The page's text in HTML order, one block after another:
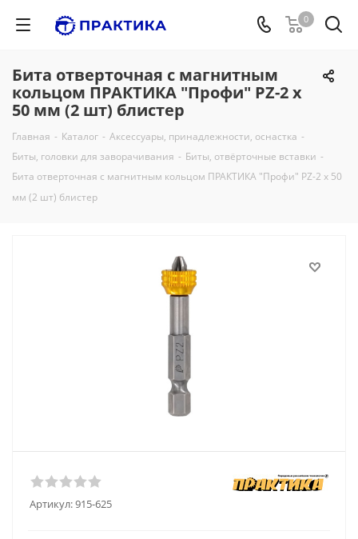
0
Бита отверточная с магнитным
кольцом ПРАКТИКА "Профи" PZ-2 х
50 мм (2 шт) блистер
Главная - Каталог - Аксессуары, принадлежности, оснастка -
Биты, головки для заворачивания - Биты, отвёрточные вставки -
Бита отверточная с магнитным кольцом ПРАКТИКА "Профи" PZ-2 х 50
мм (2 шт) блистер
Артикул:915-625